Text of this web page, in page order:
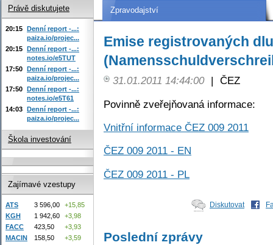
Zpravodajství
Emise registrovaných
31.01.2011 14:44:00 | ČEZ
Povinně zveřejňovaná informace:
Vnitřní informace ČEZ 009 2011
ČEZ 009 2011 - EN
ČEZ 009 2011 - PL
Diskutovat
Poslední zprávy
Právě diskutujete
20:15 Denní report -...:
paiza.io/projec...
20:15 Denní report -...:
notes.io/e5TUT
17:50 Denní report -...:
paiza.io/projec...
17:50 Denní report -...:
notes.io/e5T61
14:03 Denní report -...:
paiza.io/projec...
Škola investování
Zajímavé vzestupy
ATS 3 596,00
+15,85
KGH
1 942,60
+3,98
FACC
423,50
+3,93
MACIN
158,50
+3,59